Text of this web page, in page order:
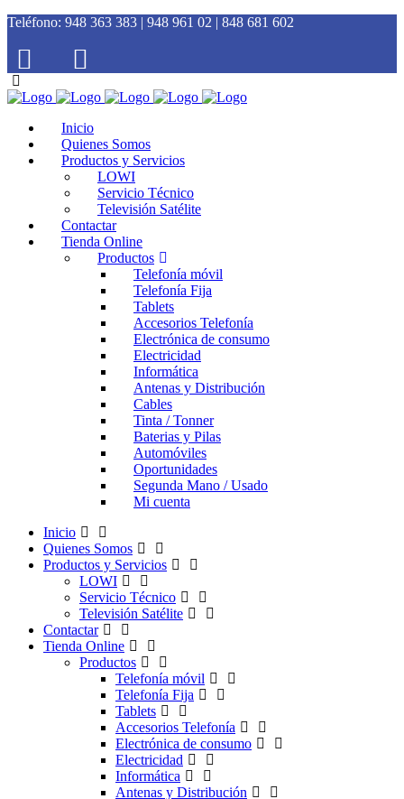
Teléfono: 948 363 383 | 948 961 02 | 848 681 602
Inicio
Quienes Somos
Productos y Servicios
LOWI
Servicio Técnico
Televisión Satélite
Contactar
Tienda Online
Productos
Telefonía móvil
Telefonía Fija
Tablets
Accesorios Telefonía
Electrónica de consumo
Electricidad
Informática
Antenas y Distribución
Cables
Tinta / Tonner
Baterias y Pilas
Automóviles
Oportunidades
Segunda Mano / Usado
Mi cuenta
Inicio
Quienes Somos
Productos y Servicios
LOWI
Servicio Técnico
Televisión Satélite
Contactar
Tienda Online
Productos
Telefonía móvil
Telefonía Fija
Tablets
Accesorios Telefonía
Electrónica de consumo
Electricidad
Informática
Antenas y Distribución